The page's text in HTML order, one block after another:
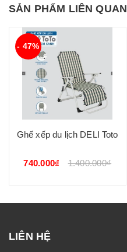
SẢN PHẨM LIÊN QUAN
- 47%
Ghế xếp du lịch DELI Toto
740.000₫ 1.400.000₫
LIÊN HỆ